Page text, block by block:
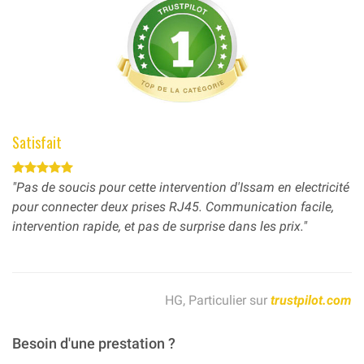
Satisfait
"Pas de soucis pour cette intervention d'Issam en electricité
pour connecter deux prises RJ45. Communication facile,
intervention rapide, et pas de surprise dans les prix."
HG, Particulier sur trustpilot.com
Besoin d'une prestation ?